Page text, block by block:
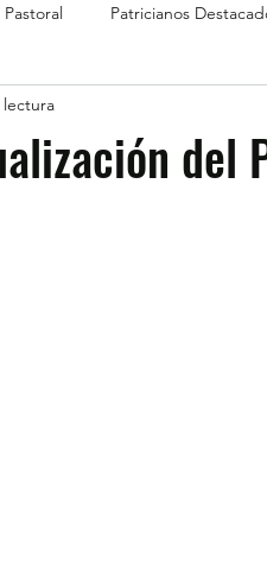
Pastoral Patricianos
del